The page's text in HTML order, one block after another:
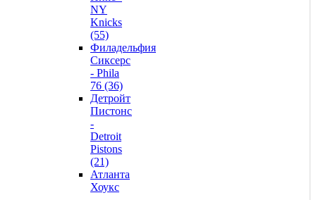
NY
Knicks
(55)
Филадельфия
Сиксерс
- Phila
76 (36)
Детройт
Пистонс
-
Detroit
Pistons
(21)
Атланта
Хоукс